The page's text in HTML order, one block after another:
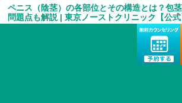
ペニス（陰茎）の各部位とその構造とは？包
問題点も解説 | 東京ノーストクリニック【公式